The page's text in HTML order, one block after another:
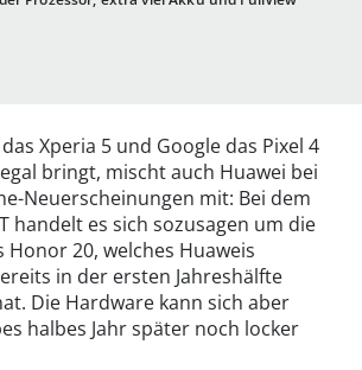
Xperia 5 und Google das Pixel 4
bringt, mischt auch Huawei bei
Neuerscheinungen mit: Bei dem
handelt es sich sozusagen um die
Honor 20, welches Huaweis
in der ersten Jahreshälfte
Die Hardware kann sich aber
halbes Jahr später noch locker